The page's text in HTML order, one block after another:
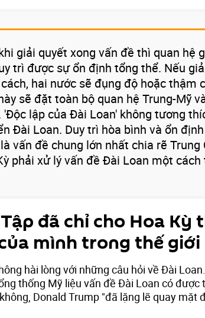
giải quyết xong vấn đề thì quan hệ
trì được sự ổn định tổng thể. Nếu
hai nước sẽ đụng độ hoặc thậm
sẽ đặt toàn bộ quan hệ Trung-Mỹ
'Độc lập của Đài Loan' không tương
Đài Loan. Duy trì hòa bình và ổn
vấn đề chung lớn nhất chia rẽ Trung
phải xử lý vấn đề Đài Loan một cách
đã chỉ cho Hoa Kỳ
mình trong thế
hài lòng với những câu hỏi về Đài
thống Mỹ liệu vấn đề Đài Loan có được
Donald Trump "đã lặng lẽ quay mặt